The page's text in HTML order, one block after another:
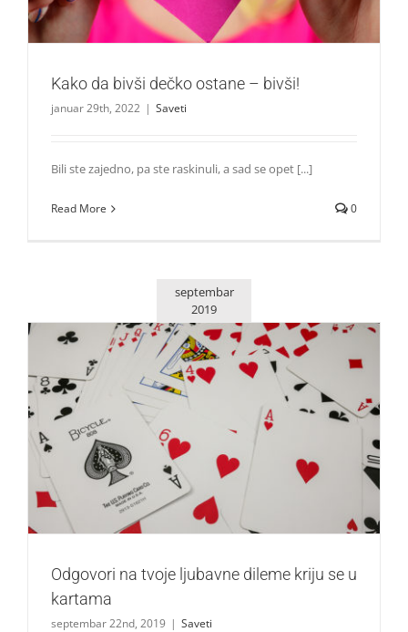
Kako da bivši dečko ostane – bivši!
januar 29th, 2022 | Saveti
Bili ste zajedno, pa ste raskinuli, a sad se opet [...]
Read More 0
septembar
2019
Odgovori na tvoje ljubavne dileme kriju se u kartama
Saveti
Odgovori na tvoje ljubavne dileme kriju se u
kartama
septembar 22nd, 2019 | Saveti